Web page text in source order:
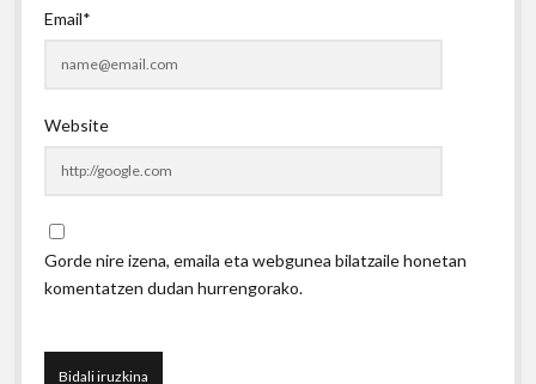
Email*
Website
Gorde nire izena, emaila eta webgunea bilatzaile honetan
komentatzen dudan hurrengorako.